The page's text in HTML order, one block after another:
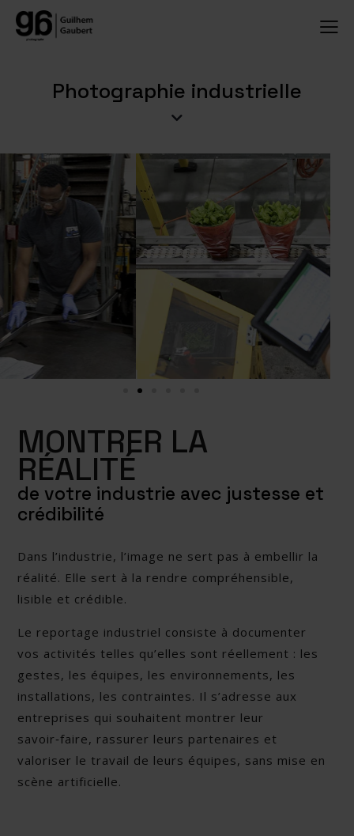
Photographie industrielle
MONTRER LA
RÉALITÉ
de votre industrie avec justesse et
crédibilité
Dans l’industrie, l’image ne sert pas à embellir la
réalité. Elle sert à la rendre compréhensible,
lisible et crédible.
Le reportage industriel consiste à documenter
vos activités telles qu’elles sont réellement : les
gestes, les équipes, les environnements, les
installations, les contraintes. Il s’adresse aux
entreprises qui souhaitent montrer leur
savoir‑faire, rassurer leurs partenaires et
valoriser le travail de leurs équipes, sans mise en
scène artificielle.